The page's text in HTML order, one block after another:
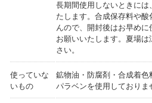
長期間使用しないときに
たします。合成保存料や
んので、開封後はお早めに
お願いいたします。夏場
さい。
使っていな
いもの
鉱物油・防腐剤・合成着色
パラベンを使用しておりま